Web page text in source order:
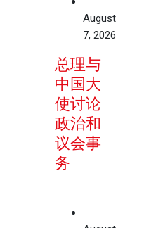
August
7, 2026
总理与
中国大
使讨论
政治和
议会事
务